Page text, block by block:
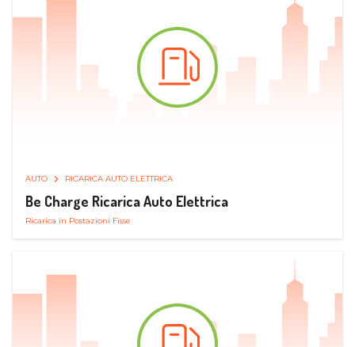
AUTO RICARICA AUTO ELETTRICA
Be Charge Ricarica Auto Elettrica
Ricarica in Postazioni Fisse